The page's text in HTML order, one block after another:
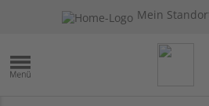
Mein